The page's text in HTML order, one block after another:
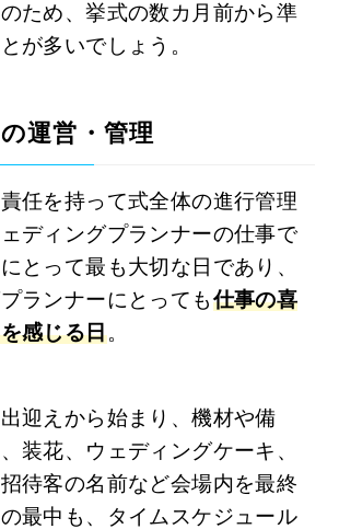
ため、挙式の数カ月前から準
が多いでしょう。
運営・管理
任を持って式全体の進行管理
ディングプランナーの仕事で
とって最も大切な日であり、
ランナーにとっても仕事の喜
感じる日。
迎えから始まり、機材や備
装花、ウェディングケーキ、
待客の名前など会場内を最終
最中も、タイムスケジュール